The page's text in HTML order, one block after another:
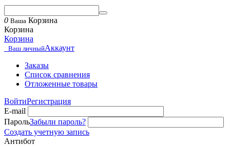
0 Ваша Корзина
Корзина
Корзина
Ваш личныйАккаунт
Заказы
Список сравнения
Отложенные товары
ВойтиРегистрация
E-mail
ПарольЗабыли пароль?
Создать учетную запись
Антибот